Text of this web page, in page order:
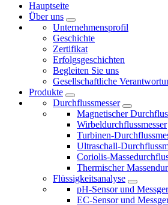
Hauptseite
Über uns
Unternehmensprofil
Geschichte
Zertifikat
Erfolgsgeschichten
Begleiten Sie uns
Gesellschaftliche
Produkte
Durchflussmesser
Magnetischer
Wirbeldurchflussmesser
Turbinen-
Ultraschall-
Coriolis-
Thermischer
Flüssigkeitsanalyse
pH-Sensor und
EC-Sensor und